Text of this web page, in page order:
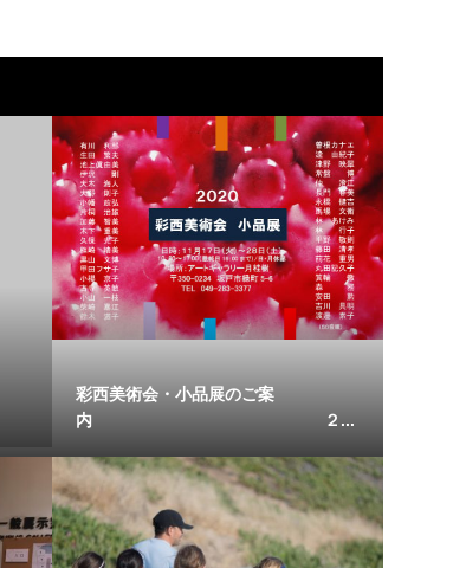
彩西美術会・小品展のご案
内 ２...